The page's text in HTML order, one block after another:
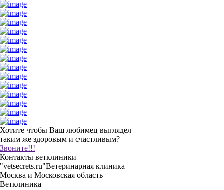
Хотите чтобы Ваш любимец выглядел
таким же здоровым и счастливым?
Звоните!!!
Контакты ветклиники
"vetsecrets.ru"Ветеринарная клиника
Москва и Московская область
Ветклиника